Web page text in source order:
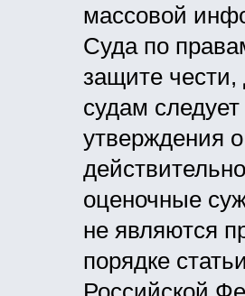
массовой
Суда по
защите чести,
судам
утверждения
оценочные
не являются
порядке